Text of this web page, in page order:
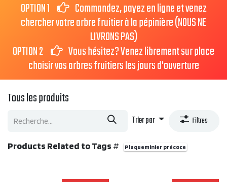
OPTION 1
Commandez, payez en ligne et venez
chercher votre arbre fruitier à la pépinière (NOUS NE
LIVRONS PAS)
OPTION 2
Vous hésitez? Venez librement sur place
choisir vos arbres fruitiers les jours d'ouverture
Tous les produits
Trier par Filtres
Products Related to Tags # Plaqueminier précoce